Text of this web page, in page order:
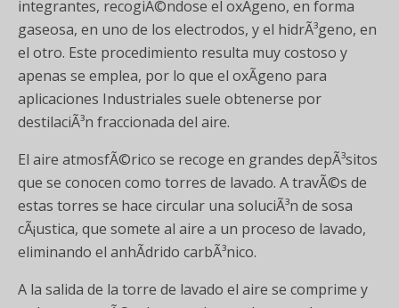
integrantes, recogiÃ©ndose el oxÃ­geno, en forma
gaseosa, en uno de los electrodos, y el hidrÃ³geno, en
el otro. Este procedimiento resulta muy costoso y
apenas se emplea, por lo que el oxÃ­geno para
aplicaciones Industriales suele obtenerse por
destilaciÃ³n fraccionada del aire.
El aire atmosfÃ©rico se recoge en grandes depÃ³sitos
que se conocen como torres de lavado. A travÃ©s de
estas torres se hace circular una soluciÃ³n de sosa
cÃ¡ustica, que somete al aire a un proceso de lavado,
eliminando el anhÃ­drido carbÃ³nico.
A la salida de la torre de lavado el aire se comprime y